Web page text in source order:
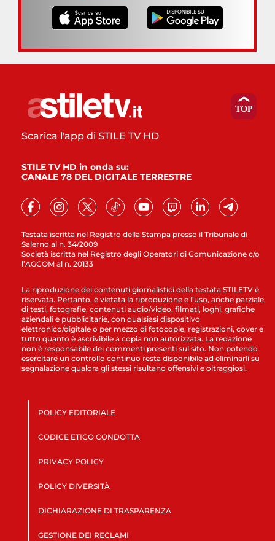
Testata iscritta nel Registro della Stampa presso il Tribunale di
Salerno al n. 34/2009
Società iscritta nel Registro degli Operatori di Comunicazione c/o
l’AGCOM al n. 20133
Scarica l'app di STILE TV HD
STILE TV HD in onda su:
CANALE 78 DEL DIGITALE TERRESTRE
La riproduzione dei contenuti giornalistici della testata STILETV è
riservata. Pertanto, è vietata la riproduzione e l’uso, anche parziale,
di testi, fotografie, contenuti audio/video, filmati, loghi, grafiche
aziendali e pubblicitarie, con qualsiasi dispositivo
elettronico/digitale o per mezzo di fotocopie, registrazioni, cover e
tutto quanto è ascrivibile a copia non autorizzata. La redazione
non è responsabile dei commenti presenti sul sito. Non potendo
esercitare un controllo continuo resta disponibile ad eliminarli su
segnalazione qualora gli stessi risultano offensivi e oltraggiosi.
POLICY EDITORIALE
CODICE ETICO CONDOTTA
PRIVACY POLICY
POLICY DIVERSITÀ
DICHIARAZIONE DI TRASPARENZA
GESTIONE DEI RECLAMI